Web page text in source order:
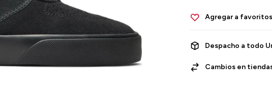
Despacho a todo
Cambios en